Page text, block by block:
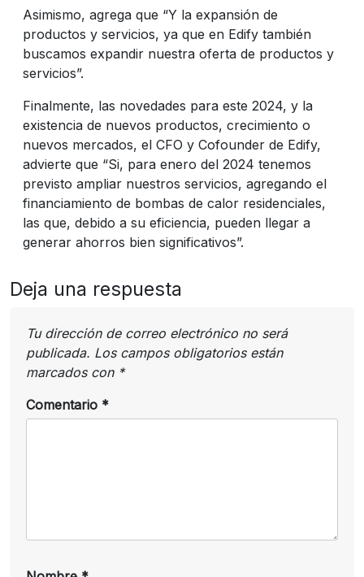
Asimismo, agrega que “Y la expansión de
productos y servicios, ya que en Edify también
buscamos expandir nuestra oferta de productos y
servicios”.
Finalmente, las novedades para este 2024, y la
existencia de nuevos productos, crecimiento o
nuevos mercados, el CFO y Cofounder de Edify,
advierte que “Si, para enero del 2024 tenemos
previsto ampliar nuestros servicios, agregando el
financiamiento de bombas de calor residenciales,
las que, debido a su eficiencia, pueden llegar a
generar ahorros bien significativos”.
Deja una respuesta
Tu dirección de correo electrónico no será
publicada. Los campos obligatorios están
marcados con *
Comentario *